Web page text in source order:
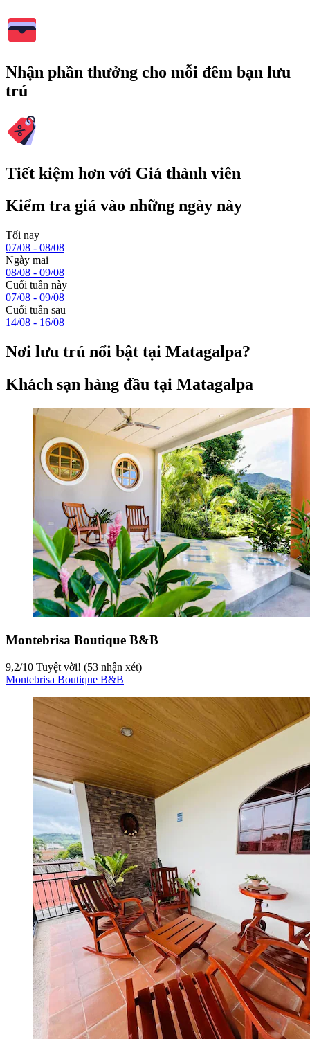
Nhận phần thưởng cho mỗi đêm bạn lưu
trú
Tiết kiệm hơn với Giá thành viên
Kiểm tra giá vào những ngày này
Tối nay
07/08 - 08/08
Ngày mai
08/08 - 09/08
Cuối tuần này
07/08 - 09/08
Cuối tuần sau
14/08 - 16/08
Nơi lưu trú nổi bật tại Matagalpa?
Khách sạn hàng đầu tại Matagalpa
Montebrisa Boutique B&B
9,2/10 Tuyệt vời! (53 nhận xét)
Montebrisa Boutique B&B